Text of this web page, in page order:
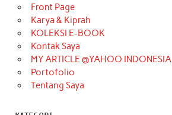
Front Page
Karya & Kiprah
KOLEKSI E-BOOK
Kontak Saya
MY ARTICLE @YAHOO INDONESIA
Portofolio
Tentang Saya